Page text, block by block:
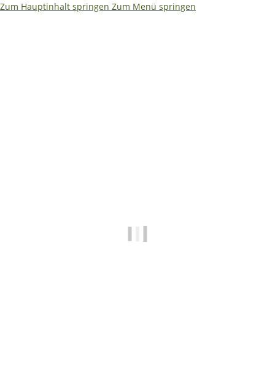
Zum Hauptinhalt springen Zum Menü springen
🔧 Technische Hilfe (Mo–Fr · 09:00–14:00